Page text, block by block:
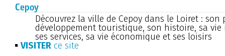
Cepoy
Découvrez la ville de Cepoy dans le Loiret : son
développement touristique, son histoire, sa
ses services, sa vie économique et ses loisirs
VISITER ce site